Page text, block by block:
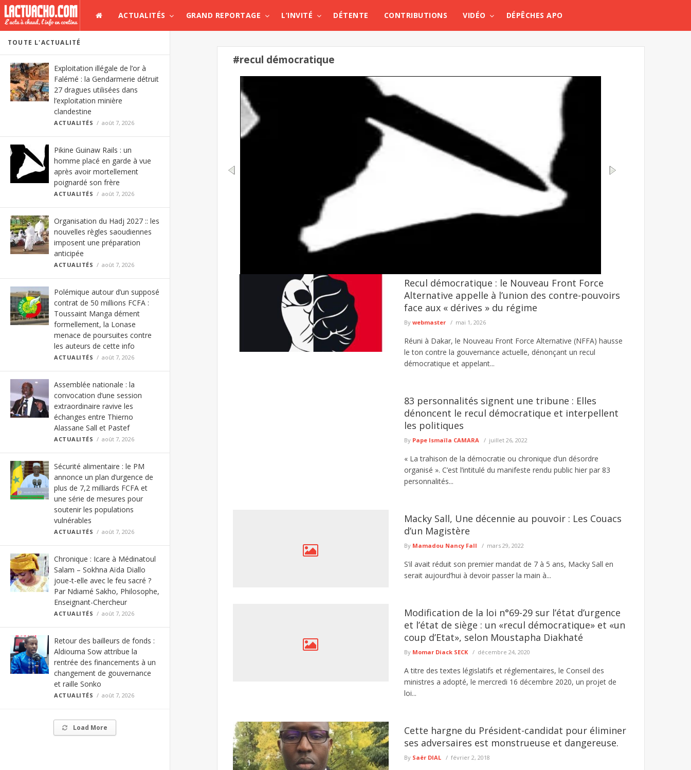
ACTUALITÉS GRAND REPORTAGE L’INVITÉ DÉTENTE CONTRIBUTIONS VIDÉO DÉPÊCHES APO
TOUTE L'ACTUALITÉ
Exploitation illégale de l’or à
Falémé : la Gendarmerie détruit
27 dragues utilisées dans
l’exploitation minière
clandestine
ACTUALITÉS août 7, 2026
Pikine Guinaw Rails : un
homme placé en garde à vue
après avoir mortellement
poignardé son frère
ACTUALITÉS août 7, 2026
Organisation du Hadj 2027 :: les
nouvelles règles saoudiennes
imposent une préparation
anticipée
ACTUALITÉS août 7, 2026
Polémique autour d’un supposé
contrat de 50 millions FCFA :
Toussaint Manga dément
formellement, la Lonase
menace de poursuites contre
les auteurs de cette info
ACTUALITÉS août 7, 2026
Assemblée nationale : la
convocation d’une session
extraordinaire ravive les
échanges entre Thierno
Alassane Sall et Pastef
ACTUALITÉS août 7, 2026
Sécurité alimentaire : le PM
annonce un plan d’urgence de
plus de 7,2 milliards FCFA et
une série de mesures pour
soutenir les populations
vulnérables
ACTUALITÉS août 7, 2026
Chronique : Icare à Médinatoul
Salam – Sokhna Aïda Diallo
joue-t-elle avec le feu sacré ?
Par Ndiamé Sakho, Philosophe,
Enseignant-Chercheur
ACTUALITÉS août 7, 2026
Retour des bailleurs de fonds :
Aldiouma Sow attribue la
rentrée des financements à un
changement de gouvernance
et raille Sonko
ACTUALITÉS août 7, 2026
Load More
#recul démocratique
Pikine Guinaw Rails : un homme placé en garde à vue après avoir mortellement poignardé son frère
Le Commissariat d'arrondissement de Guinaw Rails a interpellé un homme soupçonné d'avoir mortellement blessé son frère au
cours d'une violente ...
lire plus
Recul démocratique : le Nouveau Front Force
Alternative appelle à l’union des contre-pouvoirs
face aux « dérives » du régime
By webmaster mai 1, 2026
Réuni à Dakar, le Nouveau Front Force Alternative (NFFA) hausse
le ton contre la gouvernance actuelle, dénonçant un recul
démocratique et appelant...
83 personnalités signent une tribune : Elles
dénoncent le recul démocratique et interpellent
les politiques
By Pape Ismaïla CAMARA juillet 26, 2022
« La trahison de la démocratie ou chronique d’un désordre
organisé ». C’est l’intitulé du manifeste rendu public hier par 83
personnalités...
Macky Sall, Une décennie au pouvoir : Les Couacs
d’un Magistère
By Mamadou Nancy Fall mars 29, 2022
S’il avait réduit son premier mandat de 7 à 5 ans, Macky Sall en
serait aujourd’hui à devoir passer la main à...
Modification de la loi n°69-29 sur l’état d’urgence
et l’état de siège : un «recul démocratique» et «un
coup d’Etat», selon Moustapha Diakhaté
By Momar Diack SECK décembre 24, 2020
A titre des textes législatifs et réglementaires, le Conseil des
ministres a adopté, le mercredi 16 décembre 2020, un projet de
loi...
Cette hargne du Président-candidat pour éliminer
ses adversaires est monstrueuse et dangereuse.
By Saër DIAL février 2, 2018